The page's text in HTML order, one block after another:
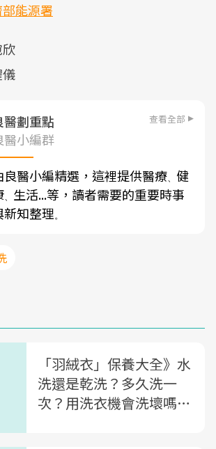
能源署
醫劃重點 查看全部
醫小編群
良醫小編精選，這裡提供醫療、 健
、 生活...等，讀者需要的重要時事
新知整理。
「羽絨衣」保養大全》水
洗還是乾洗？多久洗一
次？用洗衣機會洗壞嗎？